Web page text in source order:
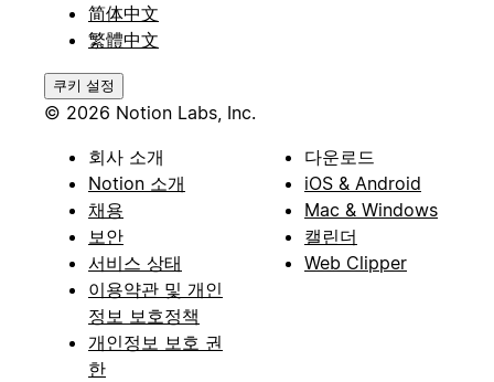
简体中文
繁體中文
쿠키 설정
© 2026 Notion Labs, Inc.
회사 소개
Notion 소개
채용
보안
서비스 상태
이용약관 및 개인
정보 보호정책
개인정보 보호 권
한
다운로드
iOS & Android
Mac & Windows
캘린더
Web Clipper